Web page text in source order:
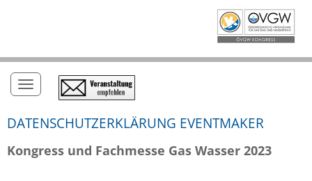
Toggle navigation
DATENSCHUTZERKLÄRUNG EVENTMAKER
Kongress und Fachmesse Gas Wasser 2023